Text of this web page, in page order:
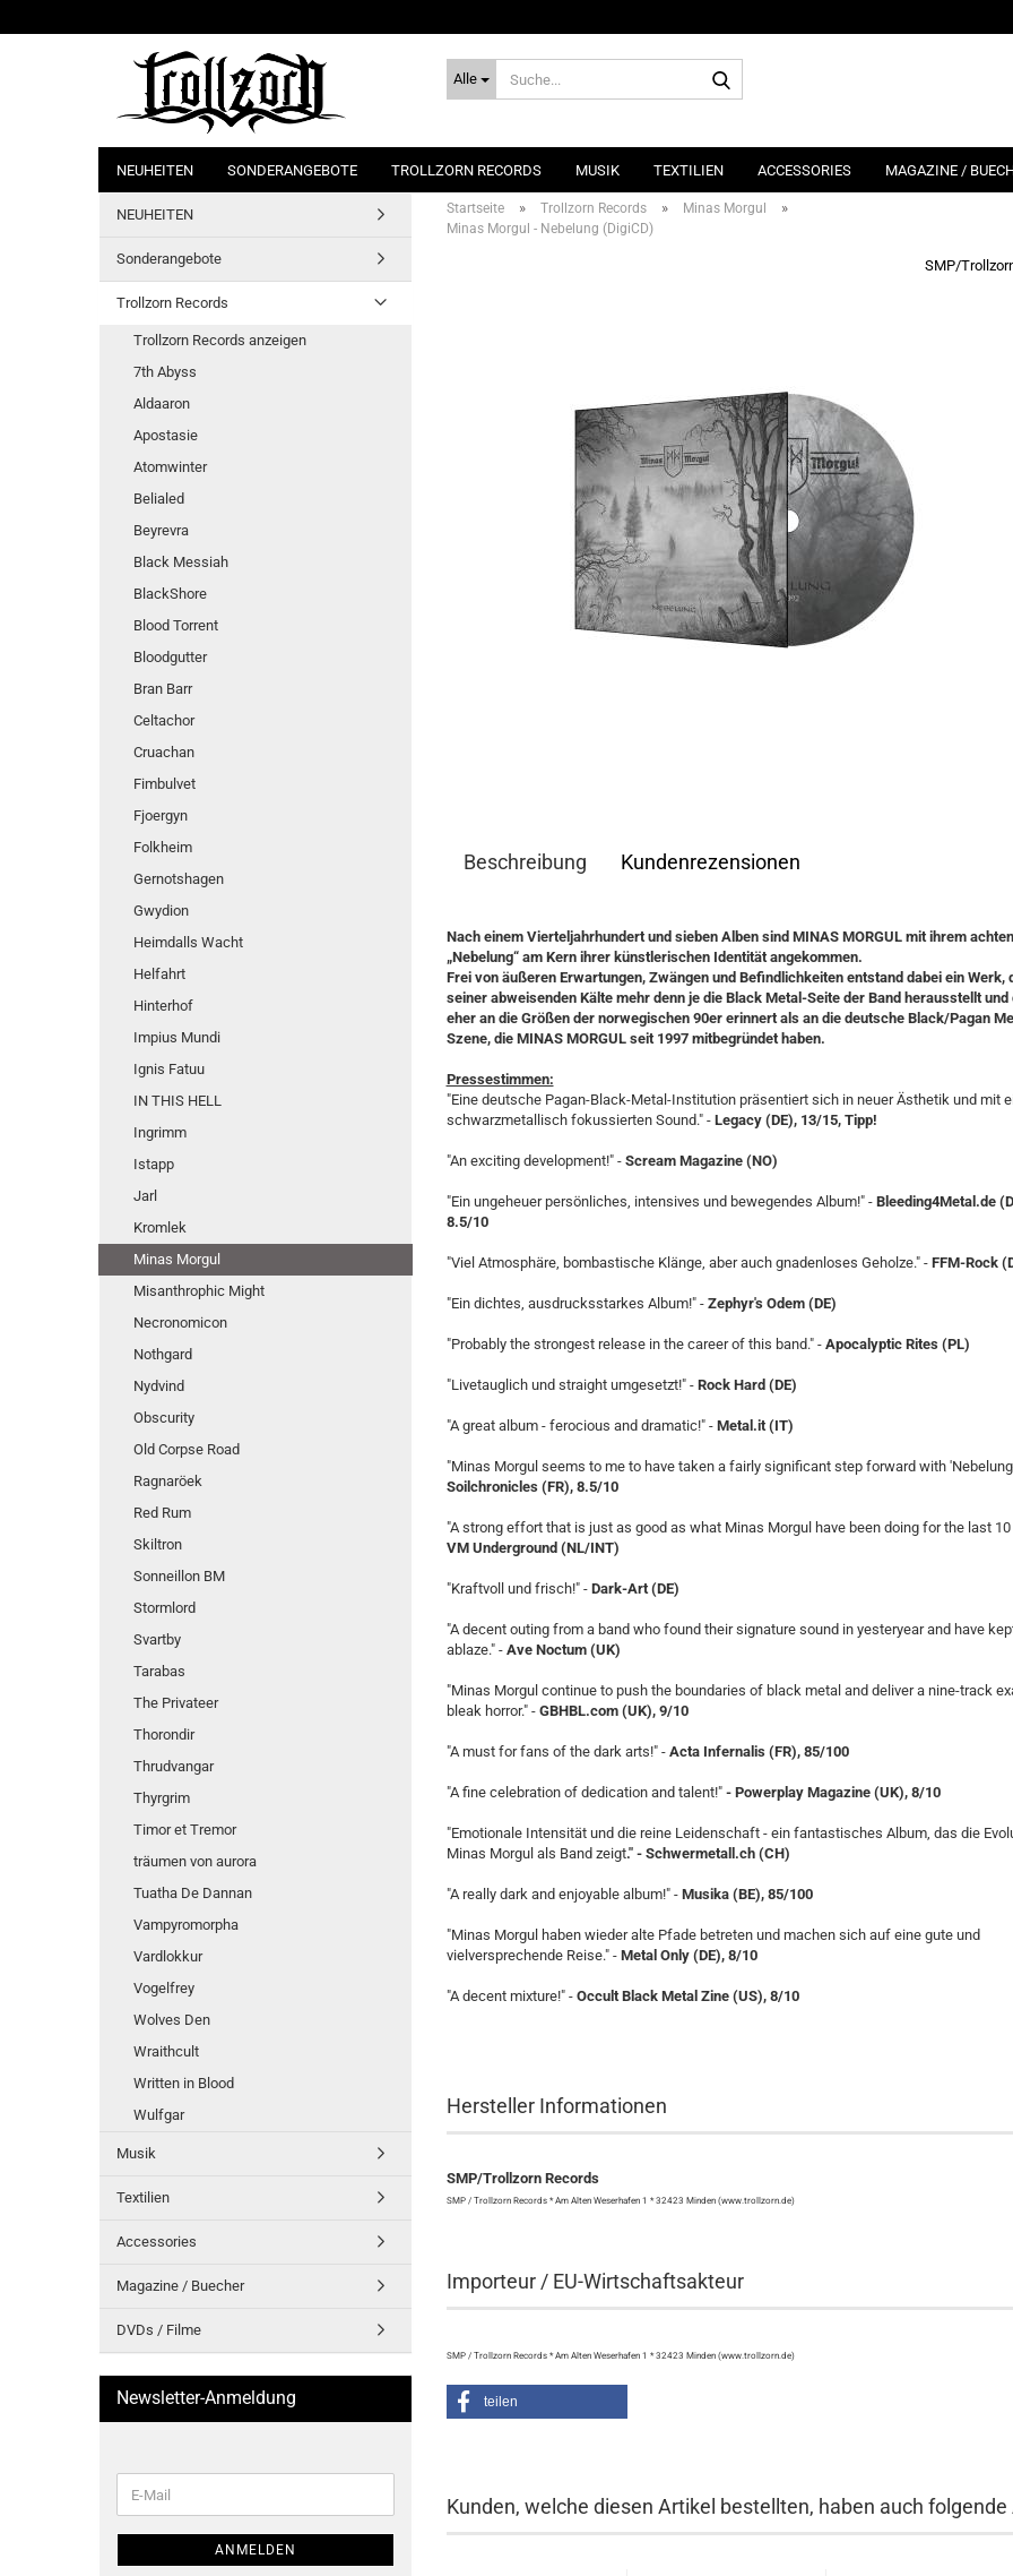
Alle
NEUHEITEN SONDERANGEBOTE TROLLZORN RECORDS MUSIK TEXTILIEN ACCESSORIES MAGAZINE /
Startseite » Trollzorn Records » Minas Morgul »
Minas Morgul - Nebelung (DigiCD)
SMP/
Beschreibung Kundenrezensionen
Nach einem Vierteljahrhundert und sieben Alben sind MINAS MORGUL mit ihrem
„Nebelung“ am Kern ihrer künstlerischen Identität angekommen.
Frei von äußeren Erwartungen, Zwängen und Befindlichkeiten entstand dabei ein Werk,
seiner abweisenden Kälte mehr denn je die Black Metal-Seite der Band herausstellt und
eher an die Größen der norwegischen 90er erinnert als an die deutsche Black/Pagan
Szene, die MINAS MORGUL seit 1997 mitbegründet haben.
Pressestimmen:
"Eine deutsche Pagan-Black-Metal-Institution präsentiert sich in neuer Ästhetik und mit
schwarzmetallisch fokussierten Sound." - Legacy (DE), 13/15, Tipp!
"An exciting development!" -Scream Magazine (NO)
"Ein ungeheuer persönliches, intensives und bewegendes Album!" - Bleeding4Metal.de
8.5/10
"Viel Atmosphäre, bombastische Klänge, aber auch gnadenloses Geholze." - FFM-Rock
"Ein dichtes, ausdrucksstarkes Album!" -Zephyr's Odem (DE)
"Probably the strongest release in the career of this band." -Apocalyptic Rites (PL)
"Livetauglich und straight umgesetzt!" -Rock Hard (DE)
"A great album - ferocious and dramatic!" -Metal.it (IT)
"Minas Morgul seems to me to have taken a fairly significant step forward with
Soilchronicles (FR), 8.5/10
"A strong effort that is just as good as what Minas Morgul have been doing for the last 10
VM Underground (NL/INT)
"Kraftvoll und frisch!" -Dark-Art (DE)
"A decent outing from a band who found their signature sound in yesteryear and have
ablaze." -Ave Noctum (UK)
"Minas Morgul continue to push the boundaries of black metal and deliver a nine-track
bleak horror." - GBHBL.com (UK), 9/10
"A must for fans of the dark arts!" -Acta Infernalis (FR), 85/100
"A fine celebration of dedication and talent!" - Powerplay Magazine (UK), 8/10
"Emotionale Intensität und die reine Leidenschaft - ein fantastisches Album, das die
Minas Morgul als Band zeigt." - Schwermetall.ch (CH)
"A really dark and enjoyable album!" - Musika (BE), 85/100
"Minas Morgul haben wieder alte Pfade betreten und machen sich auf eine gute und
vielversprechende Reise." -Metal Only (DE), 8/10
"A decent mixture!" - Occult Black Metal Zine (US), 8/10
Hersteller Informationen
SMP/Trollzorn Records
SMP / Trollzorn Records * Am Alten Weserhafen 1 * 32423 Minden (www.trollzorn.de)
Importeur / EU-Wirtschaftsakteur
SMP / Trollzorn Records * Am Alten Weserhafen 1 * 32423 Minden (www.trollzorn.de)
teilen
Kunden, welche diesen Artikel bestellten, haben auch
NEUHEITEN
Sonderangebote
Trollzorn Records
Trollzorn Records anzeigen
7th Abyss
Aldaaron
Apostasie
Atomwinter
Belialed
Beyrevra
Black Messiah
BlackShore
Blood Torrent
Bloodgutter
Bran Barr
Celtachor
Cruachan
Fimbulvet
Fjoergyn
Folkheim
Gernotshagen
Gwydion
Heimdalls Wacht
Helfahrt
Hinterhof
Impius Mundi
Ignis Fatuu
IN THIS HELL
Ingrimm
Istapp
Jarl
Kromlek
Minas Morgul
Misanthrophic Might
Necronomicon
Nothgard
Nydvind
Obscurity
Old Corpse Road
Ragnaröek
Red Rum
Skiltron
Sonneillon BM
Stormlord
Svartby
Tarabas
The Privateer
Thorondir
Thrudvangar
Thyrgrim
Timor et Tremor
träumen von aurora
Tuatha De Dannan
Vampyromorpha
Vardlokkur
Vogelfrey
Wolves Den
Wraithcult
Written in Blood
Wulfgar
Musik
Textilien
Accessories
Magazine / Buecher
DVDs / Filme
Newsletter-Anmeldung
ZUR
E-
Mail
ANMELDEN